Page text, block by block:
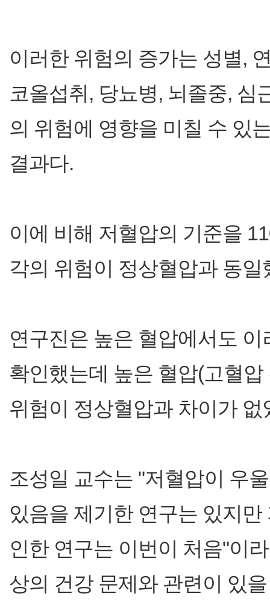
이러한 위험의 증가는 성별,
코올섭취, 당뇨병, 뇌졸중, 심
의 위험에 영향을 미칠 수 있
결과다.
이에 비해 저혈압의 기준을
각의 위험이 정상혈압과 동일
연구진은 높은 혈압에서도
확인했는데 높은 혈압(고혈
위험이 정상혈압과 차이가 없
조성일 교수는 "저혈압이 우
있음을 제기한 연구는 있지
인한 연구는 이번이 처음"이
상의 건강 문제와 관련이 있